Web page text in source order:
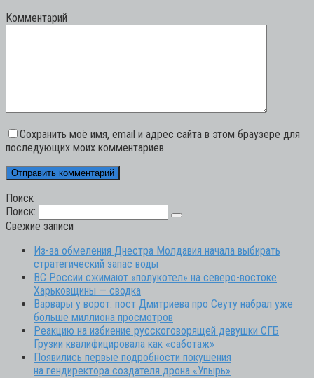
Комментарий
Сохранить моё имя, email и адрес сайта в этом браузере для
последующих моих комментариев.
Поиск
Поиск:
Свежие записи
Из-за обмеления Днестра Молдавия начала выбирать
стратегический запас воды
ВС России сжимают «полукотел» на северо-востоке
Харьковщины — сводка
Варвары у ворот: пост Дмитриева про Сеуту набрал уже
больше миллиона просмотров
Реакцию на избиение русскоговорящей девушки СГБ
Грузии квалифицировала как «саботаж»
Появились первые подробности покушения
на гендиректора создателя дрона «Упырь»